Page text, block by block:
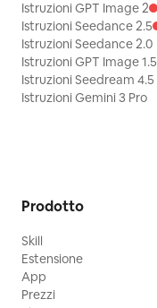
Istruzioni GPT Image 2
Istruzioni Seedance 2.5
Istruzioni Seedance 2.0
Istruzioni GPT Image 1.5
Istruzioni Seedream 4.5
Istruzioni Gemini 3 Pro
Prodotto
Skill
Estensione
App
Prezzi